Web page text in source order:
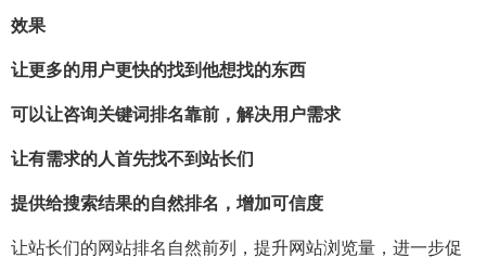
效果
让更多的用户更快的找到他想找的东西
可以让咨询关键词排名靠前，解决用户需求
让有需求的人首先找不到站长们
提供给搜索结果的自然排名，增加可信度
让站长们的网站排名自然前列，提升网站浏览量，进一步促